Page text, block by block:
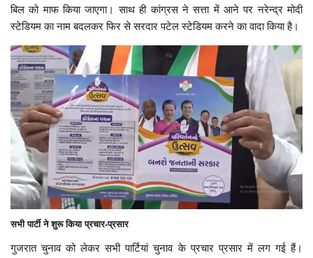
बिल को माफ किया जाएगा। साथ ही कांग्रस ने सत्ता में आने पर नरेन्द्र मोदी
स्टेडियम का नाम बदलकर फिर से सरदार पटेल स्टेडियम करने का वादा किया है।
सभी पार्टी ने शुरू किया प्रचार-प्रसार
गुजरात चुनाव को लेकर सभी पार्टियां चुनाव के प्रचार प्रसार में लग गई हैं।